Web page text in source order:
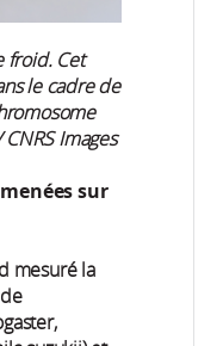
froid. Cet
le cadre de
Images
sur
mesuré la